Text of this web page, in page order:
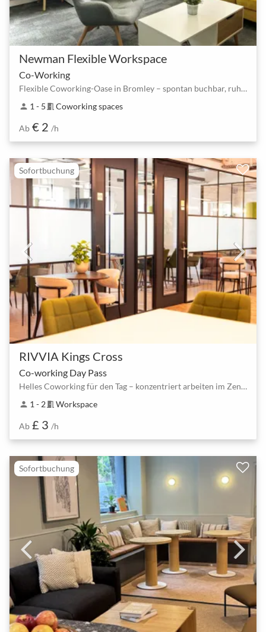
Newman Flexible Workspace
Co-Working
Flexible Coworking-Oase in Bromley – spontan buchbar, ruhig und lichtdurchflutet
person 1 - 5 meeting_room Coworking spaces
Ab € 2 /h
Sofortbuchung
RIVVIA Kings Cross
Co-working Day Pass
Helles Coworking für den Tag – konzentriert arbeiten im Zentrum von London
person 1 - 2meeting_room Workspace
Ab £ 3 /h
Sofortbuchung